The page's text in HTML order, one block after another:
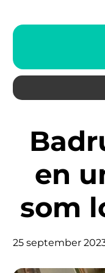
Badrum från sekelskiftet har
en
som
25 september